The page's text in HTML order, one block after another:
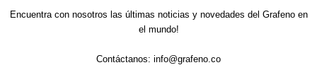
Encuentra con nosotros las últimas noticias y novedades del Grafeno en
el mundo!
Contáctanos: info@grafeno.co